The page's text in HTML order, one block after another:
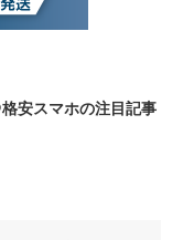
安スマホの注目記事